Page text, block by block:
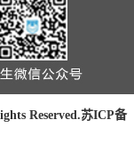
Reserved.苏ICP备